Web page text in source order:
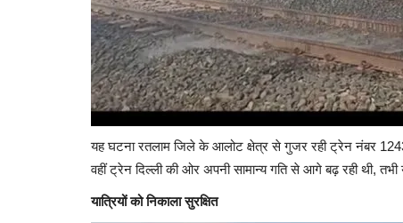
यह घटना रतलाम जिले के आलोट क्षेत्र से गुजर रही ट्रेन नंबर
वहीं ट्रेन दिल्ली की ओर अपनी सामान्य गति से आगे बढ़ रही थी,
यात्रियों को निकाला सुरक्षित
मध्यप्रदेश